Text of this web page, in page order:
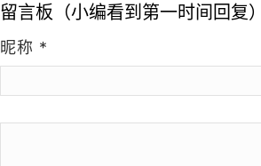
留言板（小编看到第一时间回复
昵称 *